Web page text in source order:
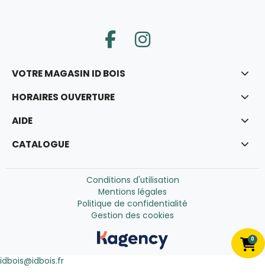
0
VOTRE MAGASIN ID BOIS
HORAIRES OUVERTURE
AIDE
CATALOGUE
Conditions d'utilisation
Mentions légales
Politique de confidentialité
Gestion des cookies
idbois@idbois.fr